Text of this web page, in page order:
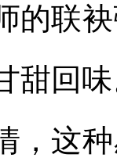
的联
甜回
，这